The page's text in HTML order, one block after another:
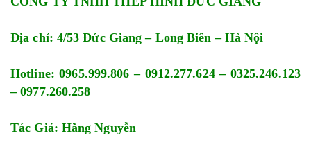
Địa chỉ: 4/53 Đức Giang – Long Biên – Hà Nội
Hotline: 0965.999.806 – 0912.277.624 – 0325.246.123
– 0977.260.258
Tác Giả: Hằng Nguyễn